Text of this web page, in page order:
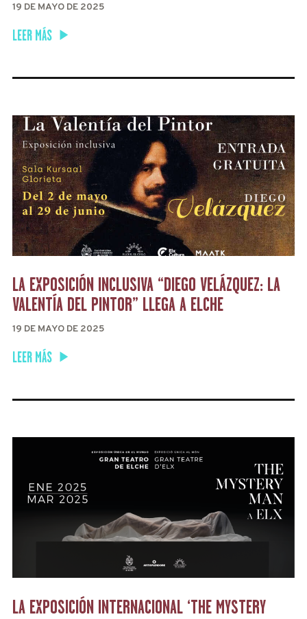
19 DE MAYO DE 2025
LEER MÁS
LA EXPOSICIÓN INCLUSIVA “DIEGO VELÁZQUEZ: LA
VALENTÍA DEL PINTOR” LLEGA A ELCHE
19 DE MAYO DE 2025
LEER MÁS
LA EXPOSICIÓN INTERNACIONAL ‘THE MYSTERY